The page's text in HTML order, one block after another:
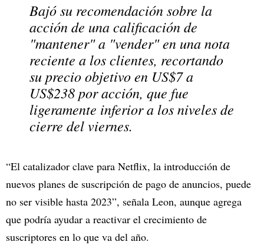
Bajó su recomendación sobre la
acción de una calificación de
"mantener" a "vender" en una nota
reciente a los clientes, recortando
su precio objetivo en US$7 a
US$238 por acción, que fue
ligeramente inferior a los niveles de
cierre del viernes.
“El catalizador clave para Netflix, la introducción de
nuevos planes de suscripción de pago de anuncios, puede
no ser visible hasta 2023”, señala Leon, aunque agrega
que podría ayudar a reactivar el crecimiento de
suscriptores en lo que va del año.